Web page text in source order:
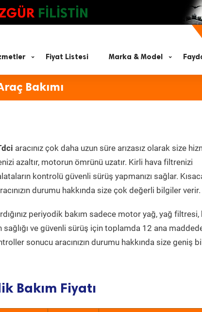
FİLİSTİN
Fiyat Listesi Marka & Model
Bakımı
aracınız çok daha uzun süre arızasız olarak size
azaltır, motorun ömrünü uzatır. Kirli hava filtrenizi
kontrolü güvenli sürüş yapmanızı sağlar.
durumu hakkında size çok değerli bilgiler verir.
periyodik bakım sadece motor yağ, yağ filtresi,
sağlığı ve güvenli sürüş için toplamda 12 ana
sonucu aracınızın durumu hakkında size geniş
Bakım Fiyatı